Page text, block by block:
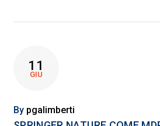
11
GIU
By pgalimberti